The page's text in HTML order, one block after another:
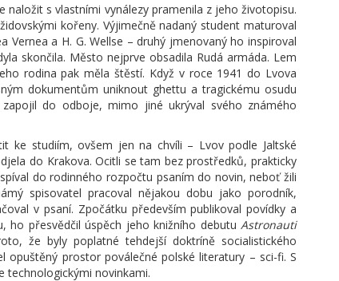
s vlastními vynálezy pramenila z jeho životopisu.
kořeny. Výjimečně nadaný student maturoval
Vernea a H. G. Wellse – druhý jmenovaný ho inspiroval
skončila. Město nejprve obsadila Rudá armáda. Lem
rodina pak měla štěstí. Když v roce 1941 do Lvova
dokumentům uniknout ghettu a tragickému osudu
do odboje, mimo jiné ukrýval svého známého
ke studiím, ovšem jen na chvíli – Lvov podle Jaltské
do Krakova. Ocitli se tam bez prostředků, prakticky
do rodinného rozpočtu psaním do novin, neboť žili
spisovatel pracoval nějakou dobu jako porodník,
v psaní. Zpočátku především publikoval povídky a
ho přesvědčil úspěch jeho knižního debutu Astronauti
že byly poplatné tehdejší doktríně socialistického
opuštěný prostor poválečné polské literatury – sci-fi. S
technologickými novinkami.